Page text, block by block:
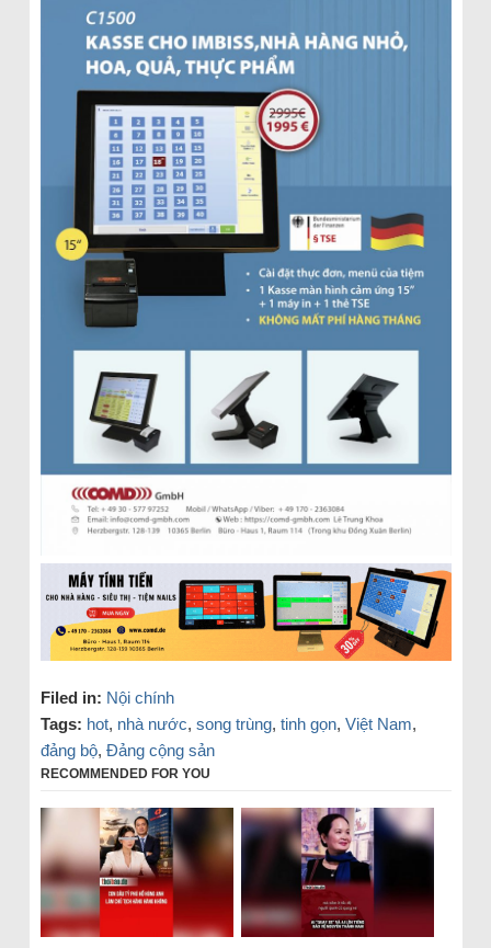
Filed in: Nội chính
Tags: hot, nhà nước, song trùng, tinh gọn, Việt Nam,
đảng bộ, Đảng cộng sản
RECOMMENDED FOR YOU